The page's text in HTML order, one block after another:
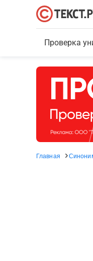
Проверка
Главная